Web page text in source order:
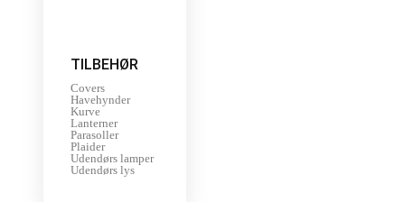
TILBEHØR
Covers
Havehynder
Kurve
Lanterner
Parasoller
Plaider
Udendørs lamper
Udendørs lys